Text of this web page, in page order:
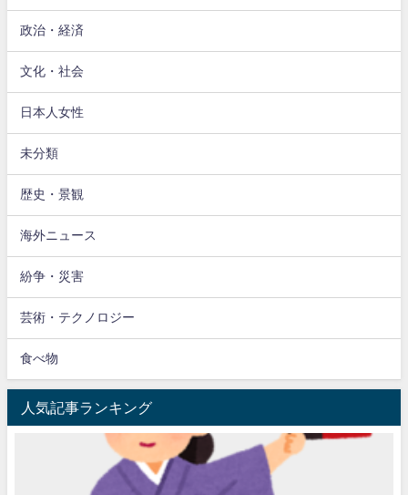
政治・経済
文化・社会
日本人女性
未分類
歴史・景観
海外ニュース
紛争・災害
芸術・テクノロジー
食べ物
人気記事ランキング